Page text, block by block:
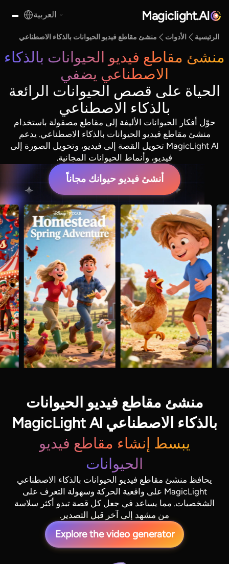
Magiclight.AI العربية
الرئيسية الأدوات منشئ مقاطع فيديو الحيوانات بالذكاء الاصطناعي
منشئ مقاطع فيديو الحيوانات بالذكاء
الاصطناعي يضفي
الحياة على قصص الحيوانات الرائعة
بالذكاء الاصطناعي
حوّل أفكار الحيوانات الأليفة إلى مقاطع مصقولة باستخدام
منشئ مقاطع فيديو الحيوانات بالذكاء الاصطناعي. يدعم
MagicLight Al تحويل القصة إلى فيديو، وتحويل الصورة إلى
فيديو، وأنماط الحيوانات المجانية.
أنشئ فيديو حيوانك مجاناً
منشئ مقاطع فيديو الحيوانات
بالذكاء الاصطناعي MagicLight Al
يبسط إنشاء مقاطع فيديو
الحيوانات
يحافظ منشئ مقاطع فيديو الحيوانات بالذكاء الاصطناعي
MagicLight على واقعية الحركة وسهولة التعرف على
الشخصيات. مما يساعد في جعل كل قصة تبدو أكثر سلاسة
من مشهد إلى آخر قبل التصدير.
Explore the video generator